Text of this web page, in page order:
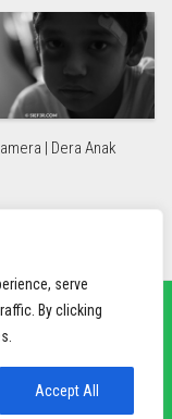
serve
By clicking
Accept All
| Dera Anak
byAlx.